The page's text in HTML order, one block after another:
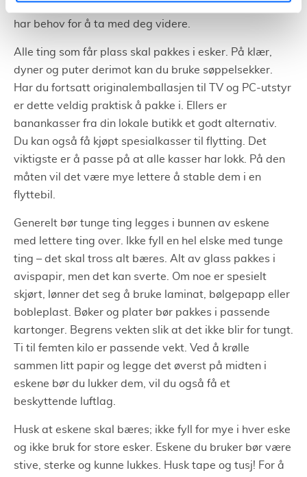
Bruk gjerne sjansen til å kaste eller gi bort ting du ikke
har behov for å ta med deg videre.
Alle ting som får plass skal pakkes i esker. På klær,
dyner og puter derimot kan du bruke søppelsekker.
Har du fortsatt originalemballasjen til TV og PC-utstyr
er dette veldig praktisk å pakke i. Ellers er
banankasser fra din lokale butikk et godt alternativ.
Du kan også få kjøpt spesialkasser til flytting. Det
viktigste er å passe på at alle kasser har lokk. På den
måten vil det være mye lettere å stable dem i en
flyttebil.
Generelt bør tunge ting legges i bunnen av eskene
med lettere ting over. Ikke fyll en hel elske med tunge
ting – det skal tross alt bæres. Alt av glass pakkes i
avispapir, men det kan sverte. Om noe er spesielt
skjørt, lønner det seg å bruke laminat, bølgepapp eller
bobleplast. Bøker og plater bør pakkes i passende
kartonger. Begrens vekten slik at det ikke blir for tungt.
Ti til femten kilo er passende vekt. Ved å krølle
sammen litt papir og legge det øverst på midten i
eskene bør du lukker dem, vil du også få et
beskyttende luftlag.
Husk at eskene skal bæres; ikke fyll for mye i hver eske
og ikke bruk for store esker. Eskene du bruker bør være
stive, sterke og kunne lukkes. Husk tape og tusj! For å